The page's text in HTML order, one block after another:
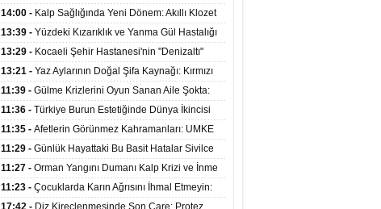
Düşürüyor: 40 Derecede Güvenli Sürüş Süresi 53
Dakikaya İniyor
14:00 - Kalp Sağlığında Yeni Dönem: Akıllı Klozet
Kapağı 30 Saniyede Ritim Bozukluğunu Tespit
Ediyor
13:39 - Yüzdeki Kızarıklık ve Yanma Gül Hastalığı
(Rozasea) Belirtisi Olabilir
13:29 - Kocaeli Şehir Hastanesi'nin "Denizaltı"
Görünümlü Ünitesi Hastalara Umut Oluyor
13:21 - Yaz Aylarının Doğal Şifa Kaynağı: Kırmızı
Meyveler Bağışıklığı ve Kalbi Koruyor
11:39 - Gülme Krizlerini Oyun Sanan Aile Şokta:
3,5 Yaşındaki Çocuk 8 Kez Felç Geçirdi
11:36 - Türkiye Burun Estetiğinde Dünya İkincisi
Oldu
11:35 - Afetlerin Görünmez Kahramanları: UMKE
Dev Kadrosuyla Görev Başında
11:29 - Günlük Hayattaki Bu Basit Hatalar Sivilce
Oluşumunu Tetikliyor
11:27 - Orman Yangını Dumanı Kalp Krizi ve İnme
Riskini Artırıyor
11:23 - Çocuklarda Karın Ağrısını İhmal Etmeyin:
Apandisit Habercisi Olabilir
17:42 - Diz Kireçlenmesinde Son Çare: Protez